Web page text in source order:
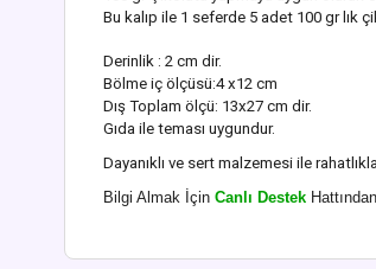
Bu kalıp ile 1 seferde 5 adet 100 gr lık
Derinlik : 2 cm dir.
Bölme iç ölçüsü:4 x12 cm
Dış Toplam ölçü: 13x27 cm dir.
Gıda ile teması uygundur.
Dayanıklı ve sert malzemesi ile
Bilgi Almak İçin Canlı Destek